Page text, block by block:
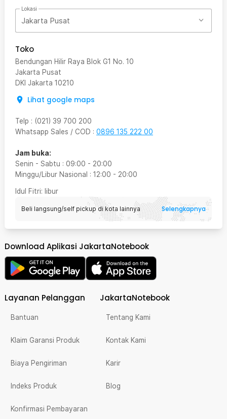
Lokasi
Jakarta Pusat
Toko
Bendungan Hilir Raya Blok G1 No. 10
Jakarta Pusat
DKI Jakarta 10210
Lihat google maps
Telp : (021) 39 700 200
Whatsapp Sales / COD : 0896 135 222 00
Jam buka:
Senin - Sabtu : 09:00 - 20:00
Minggu/Libur Nasional : 12:00 - 20:00
Idul Fitri: libur
Beli langsung/self pickup di kota lainnya Selengkapnya
Download Aplikasi JakartaNotebook
Layanan Pelanggan
Bantuan
Klaim Garansi Produk
Biaya Pengiriman
Indeks Produk
Konfirmasi Pembayaran
JakartaNotebook
Tentang Kami
Kontak Kami
Karir
Blog